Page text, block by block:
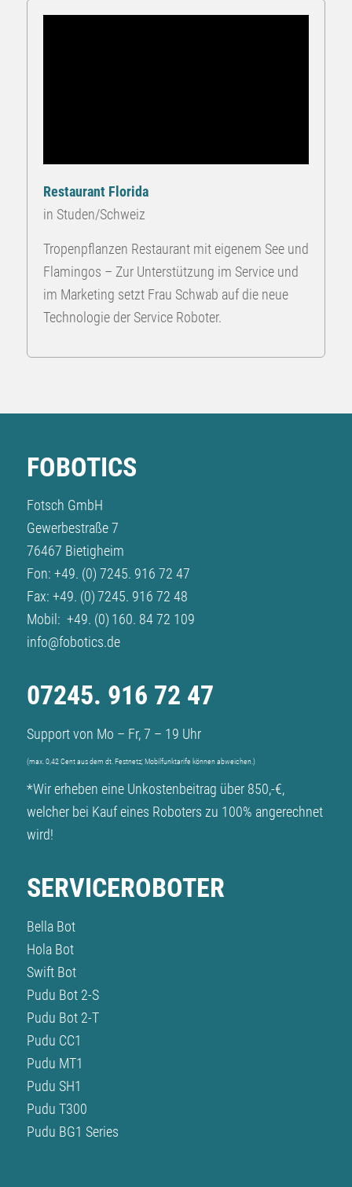
Restaurant Florida
in Studen/Schweiz
Tropenpflanzen Restaurant mit eigenem See und
Flamingos – Zur Unterstützung im Service und
im Marketing setzt Frau Schwab auf die neue
Technologie der Service Roboter.
FOBOTICS
Fotsch GmbH
Gewerbestraße 7
76467 Bietigheim
Fon: +49. (0) 7245. 916 72 47
Fax: +49. (0) 7245. 916 72 48
Mobil: +49. (0) 160. 84 72 109
info@fobotics.de
07245. 916 72 47
Support von Mo – Fr, 7 – 19 Uhr
(max. 0,42 Cent aus dem dt. Festnetz; Mobilfunktarife können abweichen.)
*Wir erheben eine Unkostenbeitrag über 850,-€,
welcher bei Kauf eines Roboters zu 100% angerechnet
wird!
SERVICEROBOTER
Bella Bot
Hola Bot
Swift Bot
Pudu Bot 2-S
Pudu Bot 2-T
Pudu CC1
Pudu MT1
Pudu SH1
Pudu T300
Pudu BG1 Series